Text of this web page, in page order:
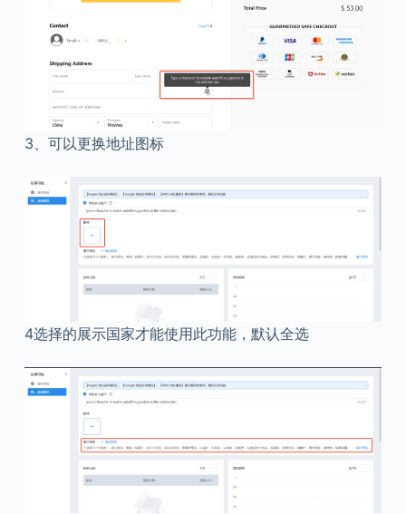
3、可以更换地址图标
4选择的展示国家才能使用此功能，默认全选